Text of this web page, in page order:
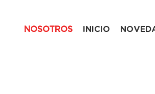
NOSOTROS INICIO